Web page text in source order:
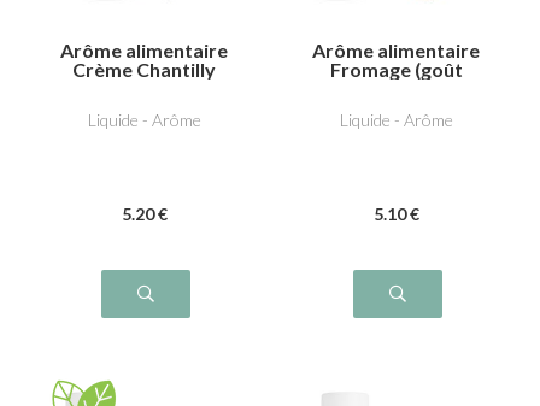
Arôme alimentaire
Crème Chantilly
Liquide - Arôme
5.20 €
Arôme alimentaire
Fromage (goût
Liquide - Arôme
5.10 €